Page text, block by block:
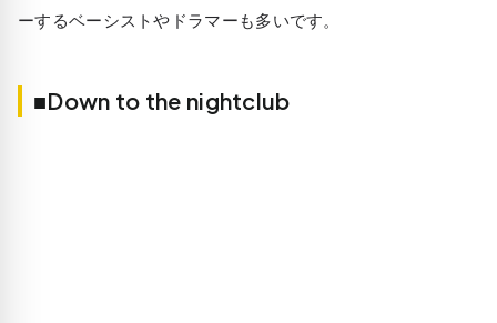
ーするベーシストやドラマーも多いです。
■Down to the nightclub